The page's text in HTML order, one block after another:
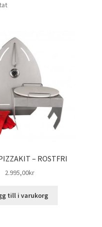
– ROSTFRI
2.995,00kr
till i varukorg